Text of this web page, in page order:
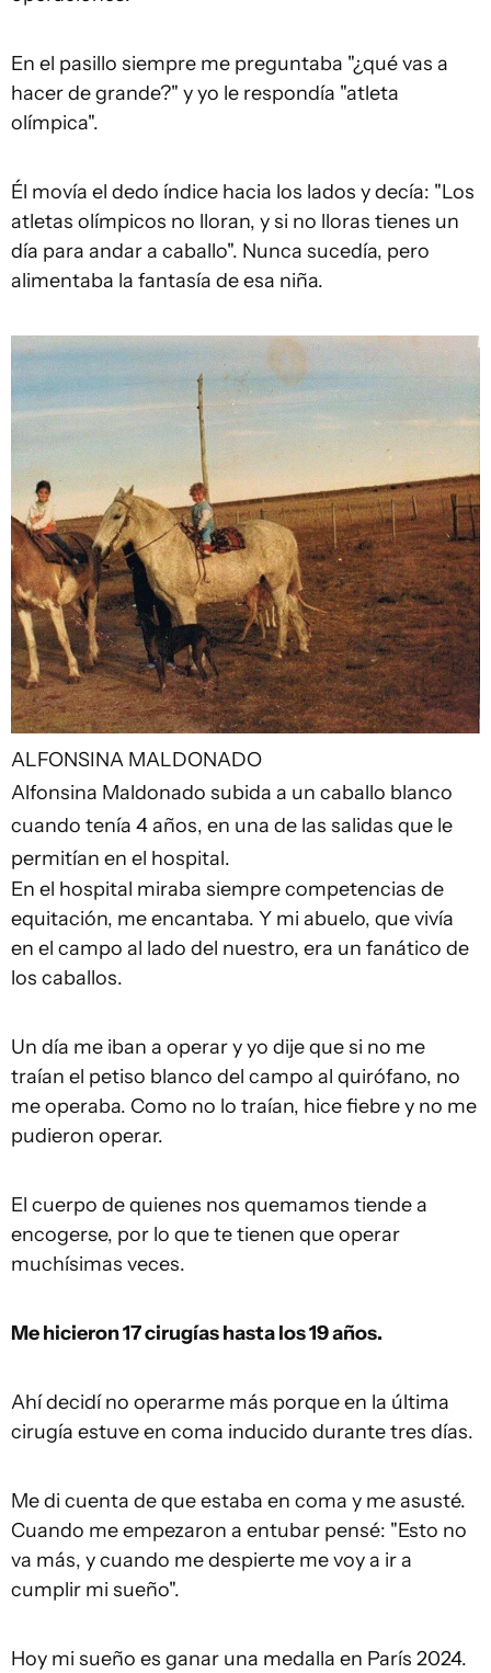
En el pasillo siempre me preguntaba "¿qué vas a
hacer de grande?" y yo le respondía "atleta
olímpica".
Él movía el dedo índice hacia los lados y decía: "Los
atletas olímpicos no lloran, y si no lloras tienes un
día para andar a caballo". Nunca sucedía, pero
alimentaba la fantasía de esa niña.
ALFONSINA MALDONADO
Alfonsina Maldonado subida a un caballo blanco
cuando tenía 4 años, en una de las salidas que le
permitían en el hospital.
En el hospital miraba siempre competencias de
equitación, me encantaba. Y mi abuelo, que vivía
en el campo al lado del nuestro, era un fanático de
los caballos.
Un día me iban a operar y yo dije que si no me
traían el petiso blanco del campo al quirófano, no
me operaba. Como no lo traían, hice fiebre y no me
pudieron operar.
El cuerpo de quienes nos quemamos tiende a
encogerse, por lo que te tienen que operar
muchísimas veces.
Me hicieron 17 cirugías hasta los 19 años.
Ahí decidí no operarme más porque en la última
cirugía estuve en coma inducido durante tres días.
Me di cuenta de que estaba en coma y me asusté.
Cuando me empezaron a entubar pensé: "Esto no
va más, y cuando me despierte me voy a ir a
cumplir mi sueño".
Hoy mi sueño es ganar una medalla en París 2024.